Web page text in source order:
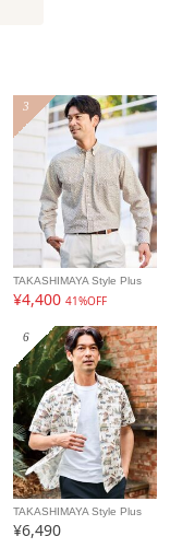
3
TAKASHIMAYA Style Plus
¥4,40041%OFF
6
TAKASHIMAYA Style Plus
¥6,490